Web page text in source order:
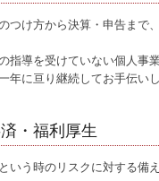
つけ方から決算・申告まで
指導を受けていない個人事
年に亘り継続してお手伝いし
・福利厚生
いう時のリスクに対する備